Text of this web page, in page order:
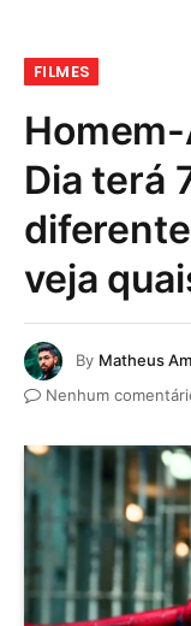
FILMES
Dia terá
veja
By Matheus
Nenhum